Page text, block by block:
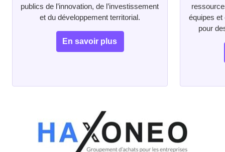
publics de l’innovation, de l’investissement
et du développement territorial.
En savoir plus
équipes et
pour